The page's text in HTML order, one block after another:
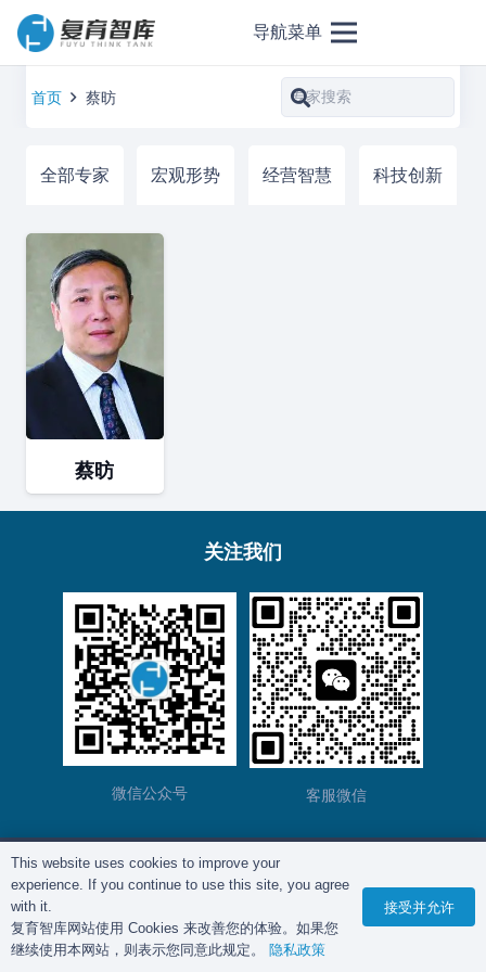
导航菜单
首页 蔡昉
全部专家 宏观形势 经营智慧 科技创新
蔡昉
关注我们
微信公众号 客服微信
版权所有©复育智库2012 – 2025年 |
This website uses cookies to improve your
experience. If you continue to use this site, you agree
with it.
复育智库网站使用 Cookies 来改善您的体验。如果您
继续使用本网站，则表示您同意此规定。 隐私政策
接受并允许